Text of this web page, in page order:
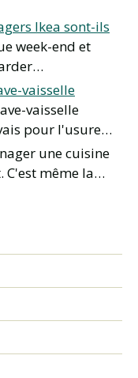
Ikea sont-ils
week-end et
vaisselle
vaisselle
pour l'usure…
une cuisine
C'est même la…